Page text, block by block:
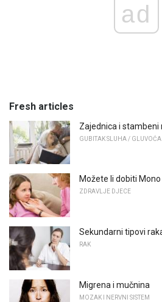
ad
Fresh articles
Zajednica i stambeni
GUBITAK SLUHA / GLUVOĆA
Možete li dobiti
ZDRAVLJE DJECE
Sekundarni tipovi
RAK
Migrena i mučnina
MOZAK I NERVNI SISTEM